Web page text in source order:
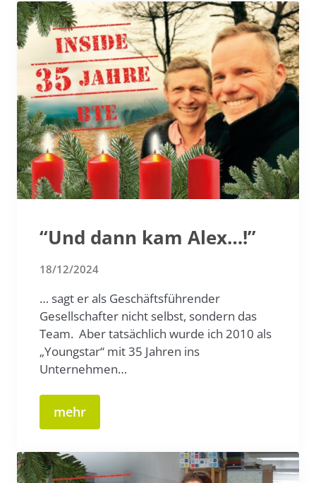
“Und dann kam Alex…!”
18/12/2024
… sagt er als Geschäftsführender
Gesellschafter nicht selbst, sondern das
Team. Aber tatsächlich wurde ich 2010 als
„Youngstar“ mit 35 Jahren ins
Unternehmen…
mehr